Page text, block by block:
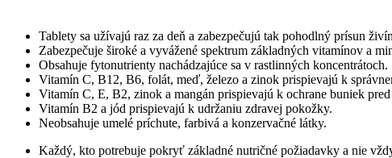
Tablety sa užívajú raz za deň a zabezpečujú tak pohodlný prísun
Zabezpečuje široké a vyvážené spektrum základných vitamínov a
Obsahuje fytonutrienty nachádzajúce sa v rastlinných koncentrátoch.
Vitamín C, B12, B6, folát, meď, železo a zinok prispievajú k
Vitamín C, E, B2, zinok a mangán prispievajú k ochrane buniek
Vitamín B2 a jód prispievajú k udržaniu zdravej pokožky.
Neobsahuje umelé príchute, farbivá a konzervačné látky.
Každý, kto potrebuje pokryť základné nutričné požiadavky a nie